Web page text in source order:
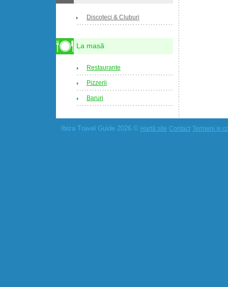
Discoteci & Cluburi
La masă
Restaurante
Pizzerii
Baruri
Ibiza Travel Guide 2026 © Hartă site Contact Termeni și